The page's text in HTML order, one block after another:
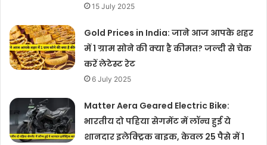
15 July 2025
Gold Prices in India: जाने आज आपके शहर
में 1 ग्राम सोने की क्या है कीमत? जल्दी से चेक
करें लेटेस्ट रेट
6 July 2025
Matter Aera Geared Electric Bike:
भारतीय दो पहिया सेगमेंट में लॉन्च हुई ये
शानदार इलेक्ट्रिक बाइक, केवल 25 पैसे में 1